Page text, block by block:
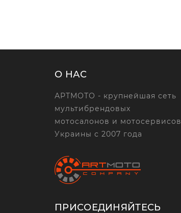
О НАС
АРТМОТО - крупнейшая сеть
мультибрендовых
мотосалонов и мотосервисов
Украины с 2007 года
ПРИСОЕДИНЯЙТЕСЬ